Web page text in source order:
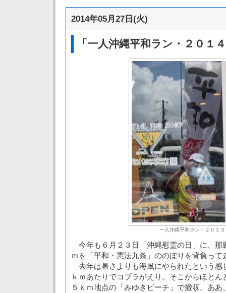
2014年05月27日(火)
「一人沖縄平和ラン・２０１
一人沖縄平和ラン・２０１３
今年も６月２３日「沖縄慰霊の日」に、那
ｍを「平和・憲法九条」ののぼりを背負って
去年は暑さよりも海風にやられたという感
ｋｍあたりでコブラがえり。そこからほと
５ｋｍ地点の「みゆきビーチ」で撤収。ああ